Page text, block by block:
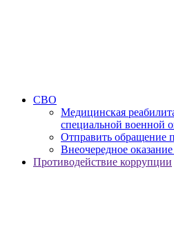
СВО
Медицинская
специальной военной
Отправить обращение
Внеочередное
Противодействие коррупции